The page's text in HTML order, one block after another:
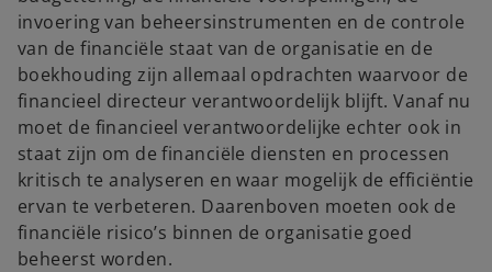
invoering van beheersinstrumenten en de controle
van de financiële staat van de organisatie en de
boekhouding zijn allemaal opdrachten waarvoor de
financieel directeur verantwoordelijk blijft. Vanaf nu
moet de financieel verantwoordelijke echter ook in
staat zijn om de financiële diensten en processen
kritisch te analyseren en waar mogelijk de efficiëntie
ervan te verbeteren. Daarenboven moeten ook de
financiële risico’s binnen de organisatie goed
beheerst worden.